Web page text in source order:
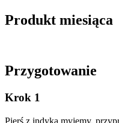
Produkt miesiąca
Przygotowanie
Krok 1
Pierś z indyka myjemy,